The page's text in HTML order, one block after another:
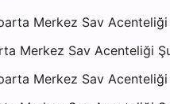
Merkez Sav
Merkez Sav Acenteliği
Merkez Sav